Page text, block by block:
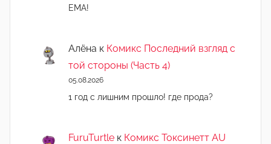
ЕМА!
Алёна к Комикс Последний взгляд с
той стороны (Часть 4)
05.08.2026
1 год с лишним прошло! где прода?
FuruTurtle к Комикс Токсинетт AU